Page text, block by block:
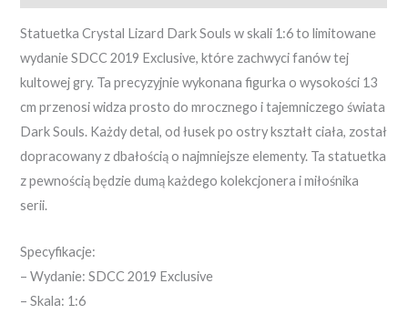
Statuetka Crystal Lizard Dark Souls w skali 1:6 to limitowane
wydanie SDCC 2019 Exclusive, które zachwyci fanów tej
kultowej gry. Ta precyzyjnie wykonana figurka o wysokości 13
cm przenosi widza prosto do mrocznego i tajemniczego świata
Dark Souls. Każdy detal, od łusek po ostry kształt ciała, został
dopracowany z dbałością o najmniejsze elementy. Ta statuetka
z pewnością będzie dumą każdego kolekcjonera i miłośnika
serii.
Specyfikacje:
– Wydanie: SDCC 2019 Exclusive
– Skala: 1:6